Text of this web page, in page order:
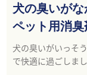
犬の臭いが
ペット用消臭
犬の臭いがいっそ
で快適に過ごしま